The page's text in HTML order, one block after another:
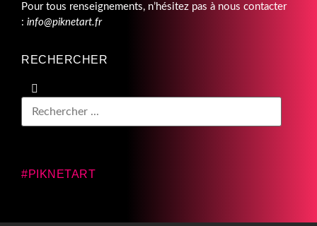
Pour tous renseignements, n’hésitez pas à nous contacter
: info@piknetart.fr
RECHERCHER
#PIKNETART